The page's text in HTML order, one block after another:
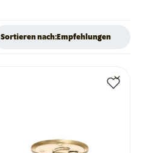
Sortieren nach: Empfehlungen